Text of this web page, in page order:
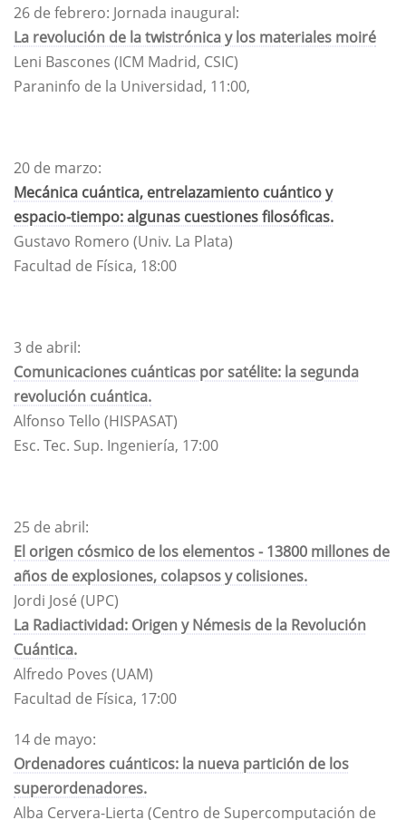
26 de febrero: Jornada inaugural:
La revolución de la twistrónica y los materiales moiré
Leni Bascones (ICM Madrid, CSIC)
Paraninfo de la Universidad, 11:00,
20 de marzo:
Mecánica cuántica, entrelazamiento cuántico y
espacio-tiempo: algunas cuestiones filosóficas.
Gustavo Romero (Univ. La Plata)
Facultad de Física, 18:00
3 de abril:
Comunicaciones cuánticas por satélite: la segunda
revolución cuántica.
Alfonso Tello (HISPASAT)
Esc. Tec. Sup. Ingeniería, 17:00
25 de abril:
El origen cósmico de los elementos - 13800 millones de
años de explosiones, colapsos y colisiones.
Jordi José (UPC)
La Radiactividad: Origen y Némesis de la Revolución
Cuántica.
Alfredo Poves (UAM)
Facultad de Física, 17:00
14 de mayo:
Ordenadores cuánticos: la nueva partición de los
superordenadores.
Alba Cervera-Lierta (Centro de Supercomputación de